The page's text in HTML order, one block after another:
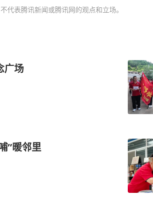
代表腾讯新闻或腾讯网的观点和立场。
广场
”暖邻里